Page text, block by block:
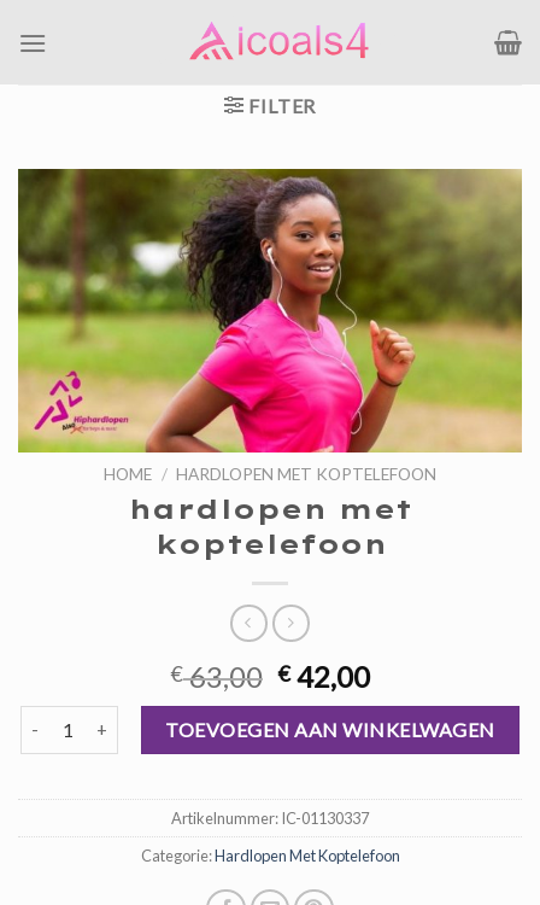
naar
FILTER
HOME / HARDLOPEN MET KOPTELEFOON
hardlopen met
koptelefoon
€63,00 Oorspronkelijke
prijs
was:
€ 63,00.
€42,00Huidige
prijs
is:
€ 42,00.
hardlopen met koptelefoon aantalTOEVOEGEN AAN WINKELWAGEN
Artikelnummer:IC-01130337
Categorie:Hardlopen Met Koptelefoon